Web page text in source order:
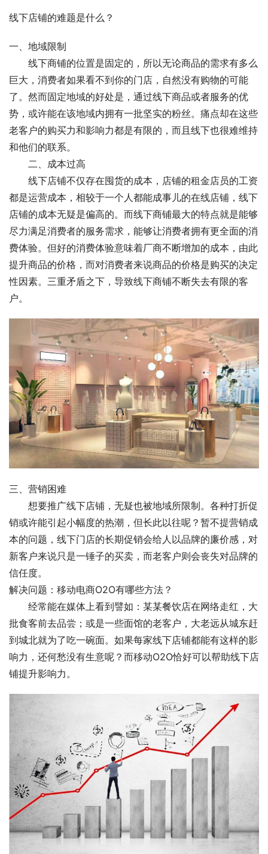
线下店铺的难题是什么？
一、地域限制
线下商铺的位置是固定的，所以无论商品的需求有多么
巨大，消费者如果看不到你的门店，自然没有购物的可能
了。然而固定地域的好处是，通过线下商品或者服务的优
势，或许能在该地域内拥有一批坚实的粉丝。痛点却在这些
老客户的购买力和影响力都是有限的，而且线下也很难维持
和他们的联系。
二、成本过高
线下店铺不仅存在囤货的成本，店铺的租金店员的工资
都是运营成本，相较于一个人都能成事儿的在线店铺，线下
店铺的成本无疑是偏高的。而线下商铺最大的特点就是能够
尽力满足消费者的服务需求，能够让消费者拥有更全面的消
费体验。但好的消费体验意味着厂商不断增加的成本，由此
提升商品的价格，而对消费者来说商品的价格是购买的决定
性因素。三重矛盾之下，导致线下商铺不断失去有限的客
户。
三、营销困难
想要推广线下店铺，无疑也被地域所限制。各种打折促
销或许能引起小幅度的热潮，但长此以往呢？暂不提营销成
本的问题，线下门店的长期促销会给人以品牌的廉价感，对
新客户来说只是一锤子的买卖，而老客户则会丧失对品牌的
信任度。
解决问题：移动电商O2O有哪些方法？
经常能在媒体上看到譬如：某某餐饮店在网络走红，大
批食客前去品尝；或是一些面馆的老客户，大老远从城东赶
到城北就为了吃一碗面。如果每家线下店铺都能有这样的影
响力，还何愁没有生意呢？而移动O2O恰好可以帮助线下店
铺提升影响力。